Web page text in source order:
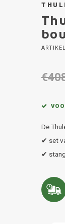
De
✔ set
✔